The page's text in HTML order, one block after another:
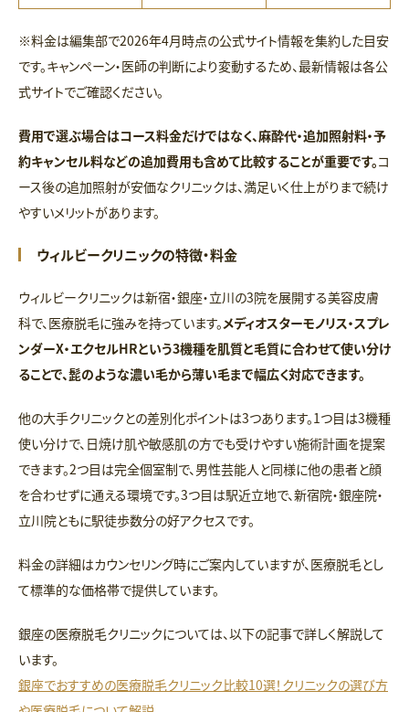
※料金は編集部で2026年4月時点の公式サイト情報を集約した目安
です。キャンペーン・医師の判断により変動するため、最新情報は各公
式サイトでご確認ください。
費用で選ぶ場合はコース料金だけではなく、麻酔代・追加照射料・予
約キャンセル料などの追加費用も含めて比較することが重要です。コ
ース後の追加照射が安価なクリニックは、満足いく仕上がりまで続け
やすいメリットがあります。
ウィルビークリニックの特徴・料金
ウィルビークリニックは新宿・銀座・立川の3院を展開する美容皮膚
科で、医療脱毛に強みを持っています。メディオスターモノリス・スプレ
ンダーX・エクセルHRという3機種を肌質と毛質に合わせて使い分け
ることで、髭のような濃い毛から薄い毛まで幅広く対応できます。
他の大手クリニックとの差別化ポイントは3つあります。1つ目は3機種
使い分けで、日焼け肌や敏感肌の方でも受けやすい施術計画を提案
できます。2つ目は完全個室制で、男性芸能人と同様に他の患者と顔
を合わせずに通える環境です。3つ目は駅近立地で、新宿院・銀座院・
立川院ともに駅徒歩数分の好アクセスです。
料金の詳細はカウンセリング時にご案内していますが、医療脱毛とし
て標準的な価格帯で提供しています。
銀座の医療脱毛クリニックについては、以下の記事で詳しく解説して
います。
銀座でおすすめの医療脱毛クリニック比較10選！クリニックの選び方